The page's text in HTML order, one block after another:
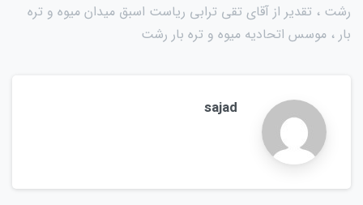
رشت ، تقدیر از آقای تقی ترابی ریاست اسبق میدان میوه و تره
بار ، موسس اتحادیه میوه و تره بار رشت
sajad